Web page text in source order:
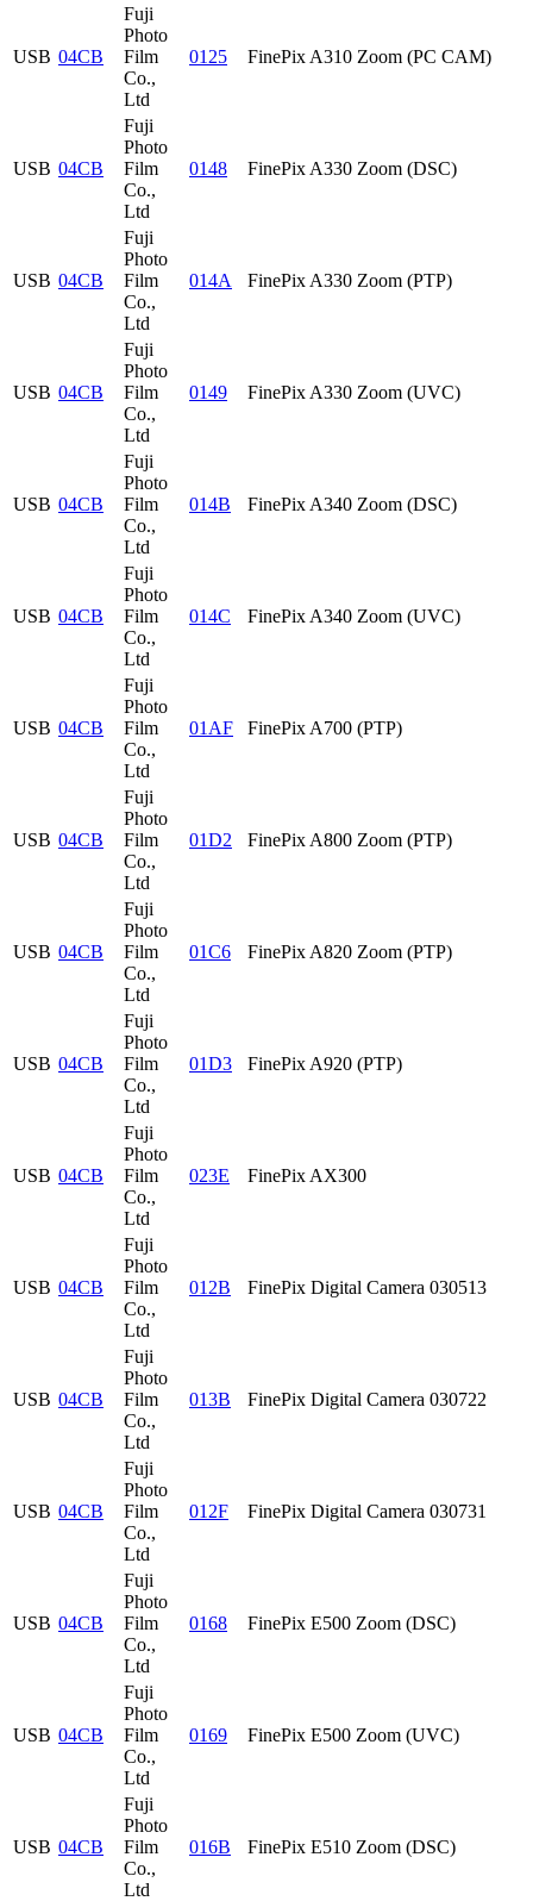
USB 04CB
Fuji
Photo
Film
Co.,
Ltd
0125 FinePix A310 Zoom (PC CAM)
USB 04CB
Fuji
Photo
Film
Co.,
Ltd
0148 FinePix A330 Zoom (DSC)
USB 04CB
Fuji
Photo
Film
Co.,
Ltd
014A FinePix A330 Zoom (PTP)
USB 04CB
Fuji
Photo
Film
Co.,
Ltd
0149 FinePix A330 Zoom (UVC)
USB 04CB
Fuji
Photo
Film
Co.,
Ltd
014B FinePix A340 Zoom (DSC)
USB 04CB
Fuji
Photo
Film
Co.,
Ltd
014C FinePix A340 Zoom (UVC)
USB 04CB
Fuji
Photo
Film
Co.,
Ltd
01AF FinePix A700 (PTP)
USB 04CB
Fuji
Photo
Film
Co.,
Ltd
01D2 FinePix A800 Zoom (PTP)
USB 04CB
Fuji
Photo
Film
Co.,
Ltd
01C6 FinePix A820 Zoom (PTP)
USB 04CB
Fuji
Photo
Film
Co.,
Ltd
01D3 FinePix A920 (PTP)
USB 04CB
Fuji
Photo
Film
Co.,
Ltd
023E FinePix AX300
USB 04CB
Fuji
Photo
Film
Co.,
Ltd
012B FinePix Digital Camera 030513
USB 04CB
Fuji
Photo
Film
Co.,
Ltd
013B FinePix Digital Camera 030722
USB 04CB
Fuji
Photo
Film
Co.,
Ltd
012F FinePix Digital Camera 030731
USB 04CB
Fuji
Photo
Film
Co.,
Ltd
0168 FinePix E500 Zoom (DSC)
USB 04CB
Fuji
Photo
Film
Co.,
Ltd
0169 FinePix E500 Zoom (UVC)
USB 04CB
Fuji
Photo
Film
Co.,
Ltd
016B FinePix E510 Zoom (DSC)